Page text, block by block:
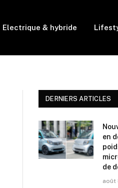
Electrique & hybride
DERNIERS ARTICLES
en
de
août